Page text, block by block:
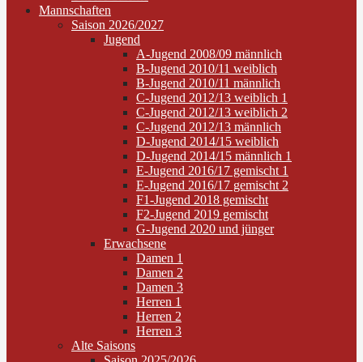
Mannschaften
Saison 2026/2027
Jugend
A-Jugend 2008/09 männlich
B-Jugend 2010/11 weiblich
B-Jugend 2010/11 männlich
C-Jugend 2012/13 weiblich 1
C-Jugend 2012/13 weiblich 2
C-Jugend 2012/13 männlich
D-Jugend 2014/15 weiblich
D-Jugend 2014/15 männlich 1
E-Jugend 2016/17 gemischt 1
E-Jugend 2016/17 gemischt 2
F1-Jugend 2018 gemischt
F2-Jugend 2019 gemischt
G-Jugend 2020 und jünger
Erwachsene
Damen 1
Damen 2
Damen 3
Herren 1
Herren 2
Herren 3
Alte Saisons